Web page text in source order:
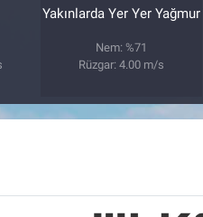
Yakınlarda Yer Yer Yağmur
Nem: %71
Rüzgar: 4.00 m/s